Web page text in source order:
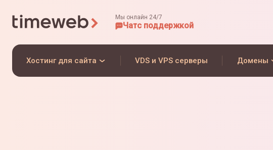
Мы онлайн 24/7
Чатс поддержкой
Хостинг для сайта VDS и VPS серверы Домены